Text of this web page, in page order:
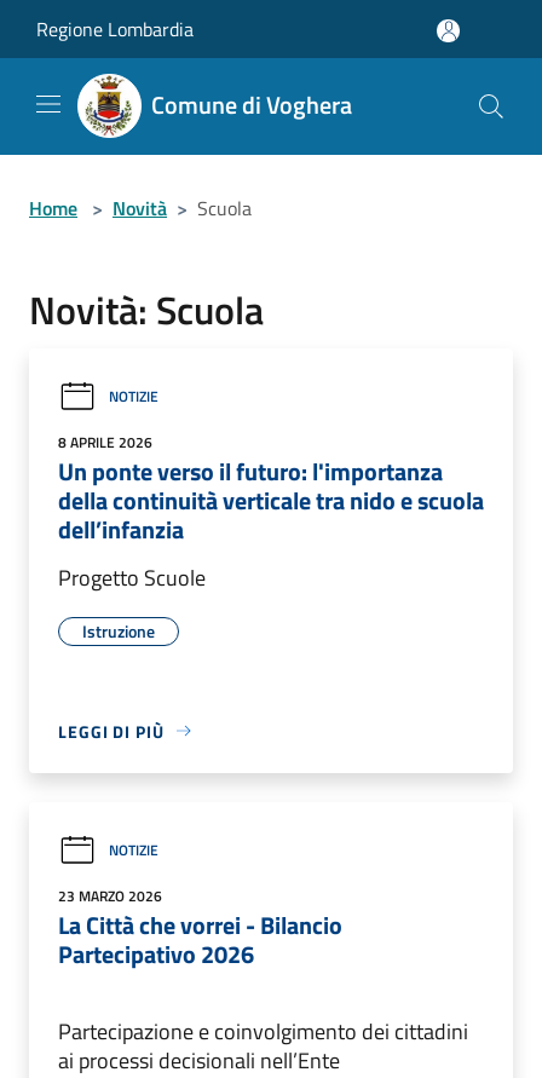
Regione Lombardia
Comune di Voghera
Home > Novità > Scuola
Novità: Scuola
NOTIZIE
8 APRILE 2026
Un ponte verso il futuro: l'importanza
della continuità verticale tra nido e scuola
dell’infanzia
Progetto Scuole
Istruzione
LEGGI DI PIÙ
NOTIZIE
23 MARZO 2026
La Città che vorrei - Bilancio
Partecipativo 2026
Partecipazione e coinvolgimento dei cittadini
ai processi decisionali nell’Ente